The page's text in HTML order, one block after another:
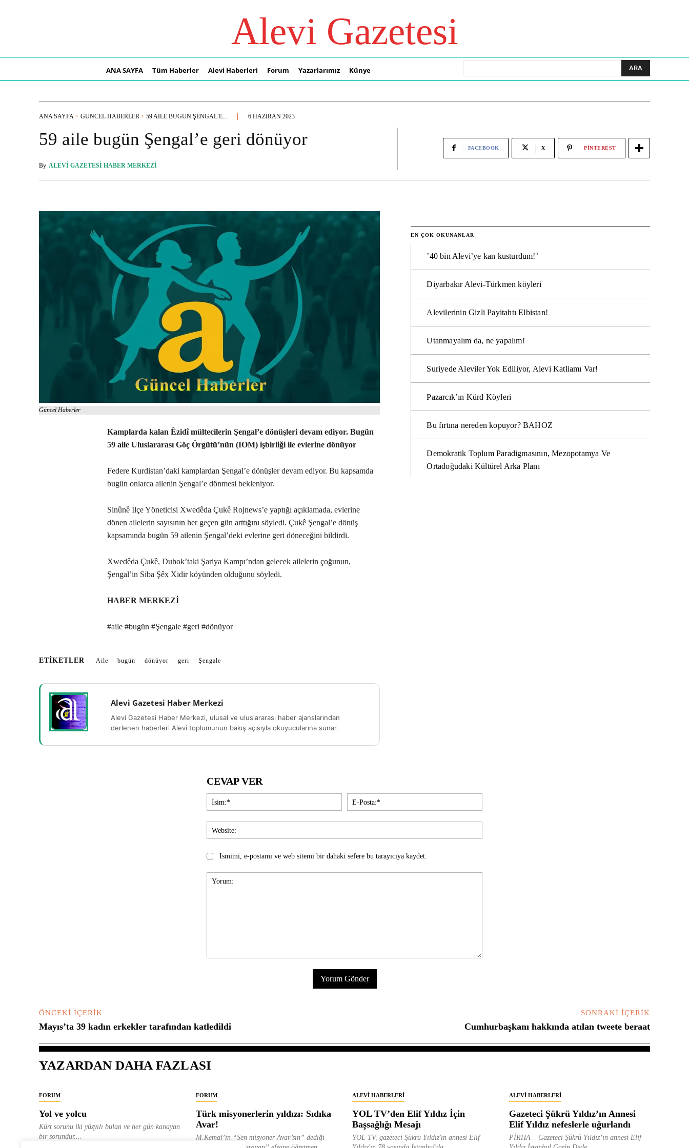
Alevi Gazetesi
ANA SAYFA Tüm Haberler Alevi Haberleri Forum Yazarlarımız Künye ARA
ANA SAYFA GÜNCEL HABERLER 59 AILE BUGÜN ŞENGAL’E... 6 HAZIRAN 2023
59 aile bugün Şengal’e geri dönüyor
By ALEVI GAZETESI HABER MERKEZI
FACEBOOK X PINTEREST
Güncel Haberler
Kamplarda kalan Êzidî mültecilerin Şengal’e dönüşleri devam ediyor. Bugün
59 aile Uluslararası Göç Örgütü’nün (IOM) işbirliği ile evlerine dönüyor
Federe Kurdistan’daki kamplardan Şengal’e dönüşler devam ediyor. Bu kapsamda
bugün onlarca ailenin Şengal’e dönmesi bekleniyor.
Sinûnê İlçe Yöneticisi Xwedêda Çukê Rojnews’e yaptığı açıklamada, evlerine
dönen ailelerin sayısının her geçen gün arttığını söyledi. Çukê Şengal’e dönüş
kapsamında bugün 59 ailenin Şengal’deki evlerine geri döneceğini bildirdi.
Xwedêda Çukê, Duhok’taki Şariya Kampı’ndan gelecek ailelerin çoğunun,
Şengal’in Siba Şêx Xidir köyünden olduğunu söyledi.
HABER MERKEZİ
#aile #bugün #Şengale #geri #dönüyor
ETIKETLER Aile bugün dönüyor geri Şengale
Alevi Gazetesi Haber Merkezi
Alevi Gazetesi Haber Merkezi, ulusal ve uluslararası haber ajanslarından
derlenen haberleri Alevi toplumunun bakış açısıyla okuyucularına sunar.
EN ÇOK OKUNANLAR
’40 bin Alevi’ye kan kusturdum!’
Diyarbakır Alevi-Türkmen köyleri
Alevilerinin Gizli Payitahtı Elbistan!
Utanmayalım da, ne yapalım!
Suriyede Aleviler Yok Ediliyor, Alevi Katliamı Var!
Pazarcık’ın Kürd Köyleri
Bu fırtına nereden kopuyor? BAHOZ
Demokratik Toplum Paradigmasının, Mezopotamya Ve
Ortadoğudaki Kültürel Arka Planı
CEVAP VER
İsim:*
Posta:*
Ismimi, e-postamı ve web sitemi bir dahaki sefere bu tarayıcıya kaydet.
ÖNCEKI İÇERIK
Mayıs’ta 39 kadın erkekler tarafından katledildi
SONRAKI İÇERIK
Cumhurbaşkanı hakkında atılan tweete beraat
YAZARDAN DAHA FAZLASI
FORUM
Yol ve yolcu
Kürt sorunu iki yüzyılı bulan ve her gün kanayan
bir sorundur....
FORUM
Türk misyonerlerin yıldızı: Sıdıka
Avar!
M.Kemal’in “Sen misyoner Avar’sın” dediği
ALEVI HABERLERI
YOL TV’den Elif Yıldız İçin
Başsağlığı Mesajı
YOL TV, gazeteci Şükrü Yıldız'ın annesi Elif
ALEVI HABERLERI
Gazeteci Şükrü Yıldız’ın Annesi
Elif Yıldız nefeslerle uğurlandı
PİRHA – Gazeteci Şükrü Yıldız’ın annesi Elif